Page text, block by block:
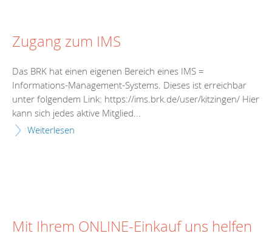
Zugang zum IMS
Das BRK hat einen eigenen Bereich eines IMS =
Informations-Management-Systems. Dieses ist erreichbar
unter folgendem Link: https://ims.brk.de/user/kitzingen/ Hier
kann sich jedes aktive Mitglied...
Weiterlesen
Mit Ihrem ONLINE-Einkauf uns helfen